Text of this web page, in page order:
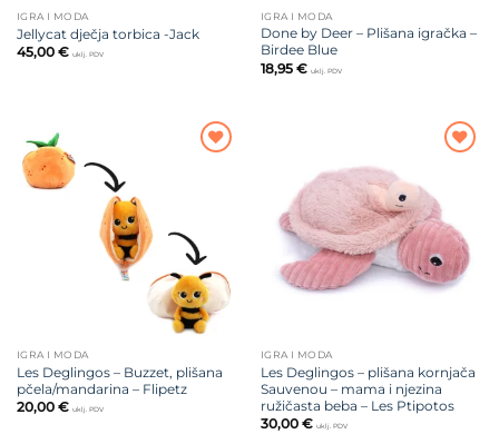
IGRA I MODA
Jellycat dječja torbica -Jack
45,00 € uklj. PDV
IGRA I MODA
Done by Deer – Plišana igračka –
Birdee Blue
18,95 € uklj. PDV
IGRA I MODA
Les Deglingos – Buzzet, plišana
pčela/mandarina – Flipetz
20,00 € uklj. PDV
IGRA I MODA
Les Deglingos – plišana kornjača
Sauvenou – mama i njezina
ružičasta beba – Les Ptipotos
30,00 € uklj. PDV